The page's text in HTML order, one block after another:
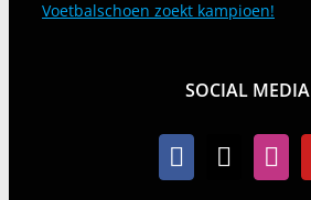
Voetbalschoen zoekt kampioen!
SOCIAL MEDIA